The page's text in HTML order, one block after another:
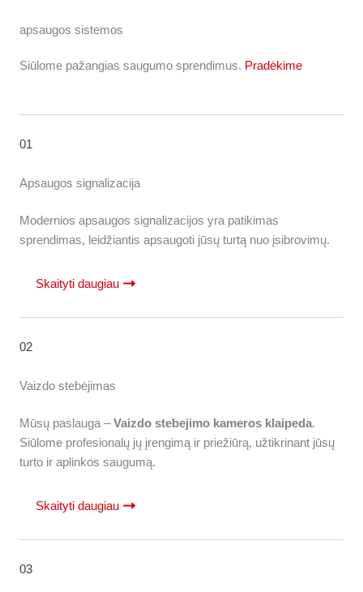
apsaugos sistemos
Siūlome pažangias saugumo sprendimus. Pradėkime
01
Apsaugos signalizacija
Modernios apsaugos signalizacijos yra patikimas
sprendimas, leidžiantis apsaugoti jūsų turtą nuo įsibrovimų.
Skaityti daugiau
02
Vaizdo stebėjimas
Mūsų paslauga –Vaizdo stebejimo kameros klaipeda.
Siūlome profesionalų jų įrengimą ir priežiūrą, užtikrinant jūsų
turto ir aplinkos saugumą.
Skaityti daugiau
03